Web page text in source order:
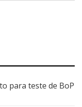
para teste de BoP